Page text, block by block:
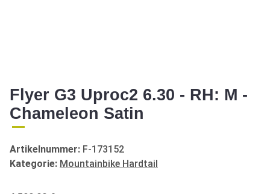
Flyer G3 Uproc2 6.30 - RH: M -
Chameleon Satin
Artikelnummer: F-173152
Kategorie: Mountainbike Hardtail